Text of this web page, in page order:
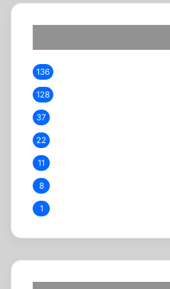
136
128
37
22
11
8
1